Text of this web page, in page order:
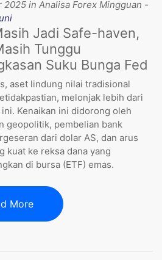
2025 in Analisa Forex Mingguan -
Jadi Safe-haven,
Tunggu
Suku Bunga Fed
aset lindung nilai tradisional
melonjak lebih dari
Kenaikan ini didorong oleh
geopolitik, pembelian bank
dari dolar AS, dan arus
kuat ke reksa dana yang
di bursa (ETF) emas.
More